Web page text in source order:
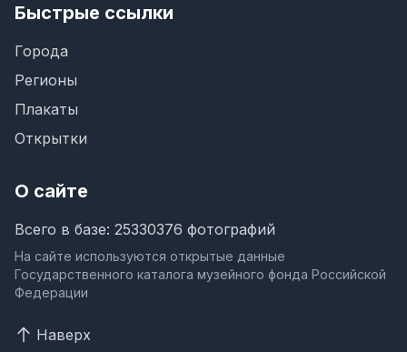
Быстрые ссылки
Города
Регионы
Плакаты
Открытки
О сайте
Всего в базе: 25330376 фотографий
На сайте используются открытые данные
Государственного каталога музейного фонда Российской
Федерации
Наверх